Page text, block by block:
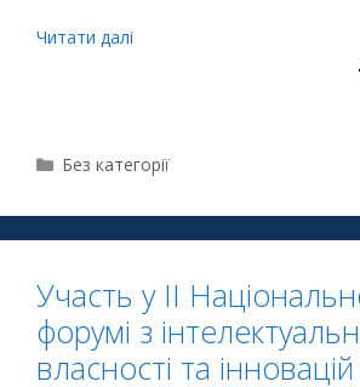
Читати далі
Без категорії
Участь у ІІ
форумі з
власності та